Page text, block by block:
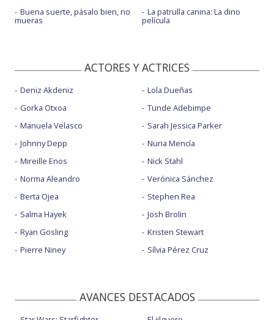
Buena suerte, pásalo bien, no
mueras
La patrulla canina: La dino
película
ACTORES Y ACTRICES
Deniz Akdeniz
Gorka Otxoa
Manuela Velasco
Johnny Depp
Mireille Enos
Norma Aleandro
Berta Ojea
Salma Hayek
Ryan Gosling
Pierre Niney
Lola Dueñas
Tunde Adebimpe
Sarah Jessica Parker
Nuria Mencía
Nick Stahl
Verónica Sánchez
Stephen Rea
Josh Brolin
Kristen Stewart
Sílvia Pérez Cruz
AVANCES DESTACADOS